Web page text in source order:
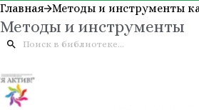
Главная Методы и инструменты
Методы и инструменты